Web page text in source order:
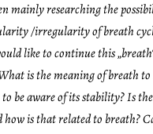
mainly researching the
/irregularity of breath
like to continue this„breath
is the meaning of breath
be aware of its stability? Is
how is that related to breath?